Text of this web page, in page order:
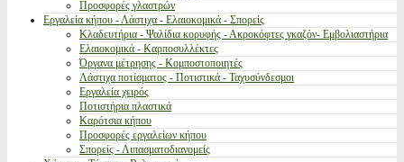
Προσφορές γλαστρών
Εργαλεία κήπου - Λάστιχα - Ελαιοκομικά - Σπορείς
Κλαδευτήρια - Ψαλίδια κορυφής - Ακροκόφτες γκαζόν- Εμβολιαστήρια
Ελαιοκομικά - Καρποσυλλέκτες
Όργανα μέτρησης - Κομποστοποιητές
Λάστιχα ποτίσματος - Ποτιστικά - Ταχυσύνδεσμοι
Εργαλεία χειρός
Ποτιστήρια πλαστικά
Καρότσια κήπου
Προσφορές εργαλείων κήπου
Σπορείς - Λιπασματοδιανομείς